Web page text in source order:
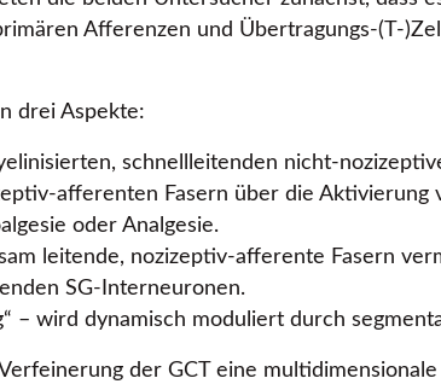
Afferenzen und Übertragungs-(T-
drei Aspekte:
schnellleitenden nicht-
afferenten Fasern über die
oder Analgesie.
leitende, nozizeptiv-afferente Fasern
SG-Interneuronen.
– wird dynamisch moduliert durch
der GCT eine